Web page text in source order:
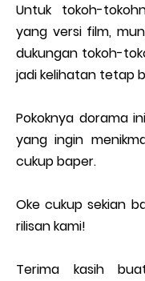
Untuk tokoh-
yang versi film,
dukungan tokoh-
jadi kelihatan tetap
Pokoknya dorama
yang ingin
cukup baper.
Oke cukup sekian
rilisan kami!
Terima kasih